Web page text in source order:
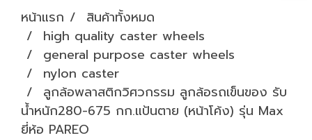
หน้าแรก
สินค้าทั้งหมด
high quality caster wheels
general purpose caster wheels
nylon caster
ลูกล้อพลาสติกวิศวกรรม ลูกล้อรถเข็นของ รับ
น้ำหนัก280-675 กก.แป้นตาย (หน้าโค้ง) รุ่น Max
ยี่ห้อ PAREO